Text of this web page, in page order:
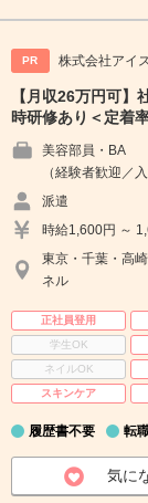
PR 株式会社アイ
【月収26万円可
時研修あり＜定着
美容部員・BA
（経験者歓迎／
派遣
時給1,600円 ～
東京・千葉・高
ネル
正社員登用
学生OK
ネイルOK
スキンケア
履歴書不要 転
気に